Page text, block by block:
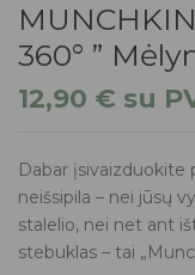
360° ”
12,90 € su
Dabar įsivaizduokite
neišsipila – nei jūsų
stalelio, nei net ant
stebuklas – tai